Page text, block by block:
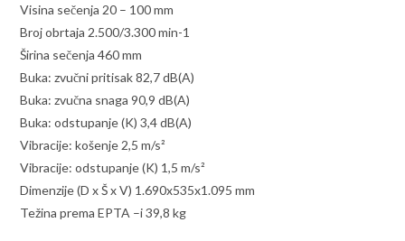
Visina sečenja 20 – 100 mm
Broj obrtaja 2.500/3.300 min-1
Širina sečenja 460 mm
Buka: zvučni pritisak 82,7 dB(A)
Buka: zvučna snaga 90,9 dB(A)
Buka: odstupanje (K) 3,4 dB(A)
Vibracije: košenje 2,5 m/s²
Vibracije: odstupanje (K) 1,5 m/s²
Dimenzije (D x Š x V) 1.690x535x1.095 mm
Težina prema EPTA –i 39,8 kg